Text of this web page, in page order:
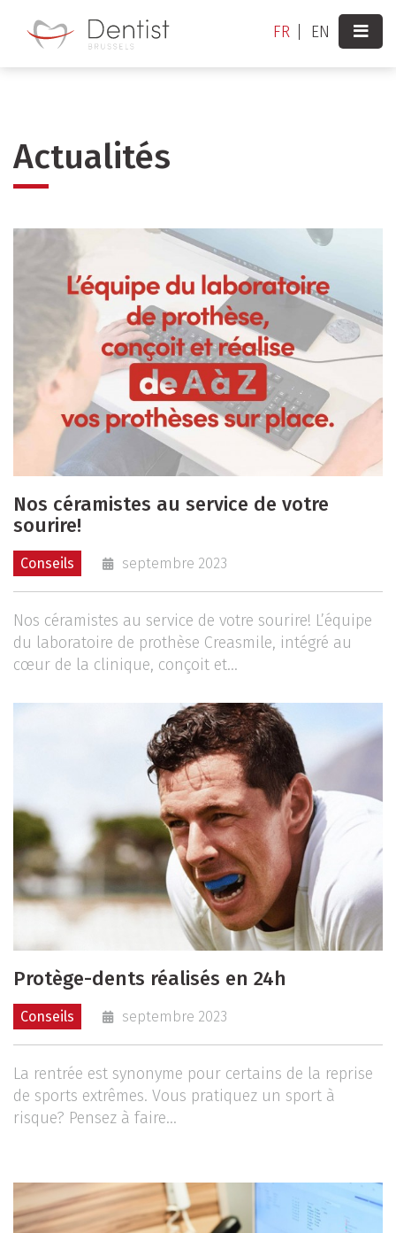
contenu
FR EN
Actualités
Nos céramistes au service de votre
sourire!
Conseils septembre 2023
Nos céramistes au service de votre sourire! L’équipe
du laboratoire de prothèse Creasmile, intégré au
cœur de la clinique, conçoit et...
Protège-dents réalisés en 24h
Conseils septembre 2023
La rentrée est synonyme pour certains de la reprise
de sports extrêmes. Vous pratiquez un sport à
risque? Pensez à faire...